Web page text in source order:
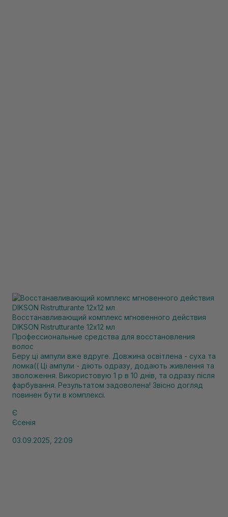
Восстанавливающий комплекс мгновенного действия
DIKSON Ristrutturante 12х12 мл
Профессиональные средства для восстановления
волос
Беру ці ампули вже вдруге. Довжина освітлена - суха та
ломка(( Ці ампули - діють одразу, додають живлення та
зволоження. Використовую 1 р в 10 днів, та одразу після
фарбування. Результатом задоволена! Звісно догляд
повинен бути в комплексі.
Є
Єсенія
03.09.2025, 22:09